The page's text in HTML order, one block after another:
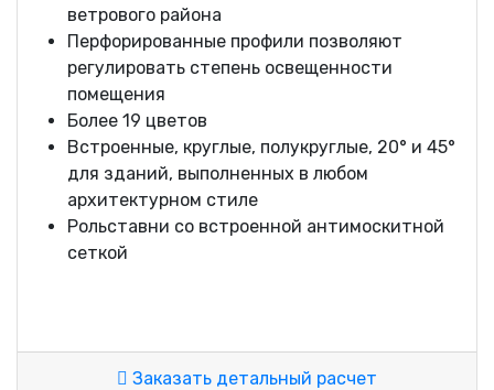
ветрового района
Перфорированные профили позволяют
регулировать степень освещенности
помещения
Более 19 цветов
Встроенные, круглые, полукруглые, 20° и 45°
для зданий, выполненных в любом
архитектурном стиле
Рольставни со встроенной антимоскитной
сеткой
Заказать детальный расчет